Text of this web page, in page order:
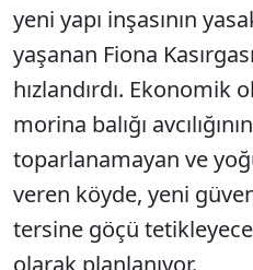
yeni yapı inşasının
yaşanan Fiona
hızlandırdı. Ekonomik
morina balığı
toparlanamayan ve
veren köyde, yeni
tersine göçü
olarak planlanıyor.